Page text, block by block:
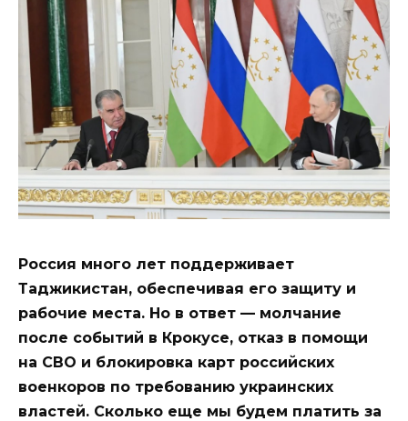
Россия много лет поддерживает
Таджикистан, обеспечивая его защиту и
рабочие места. Но в ответ — молчание
после событий в Крокусе, отказ в помощи
на СВО и блокировка карт российских
военкоров по требованию украинских
властей. Сколько еще мы будем платить за